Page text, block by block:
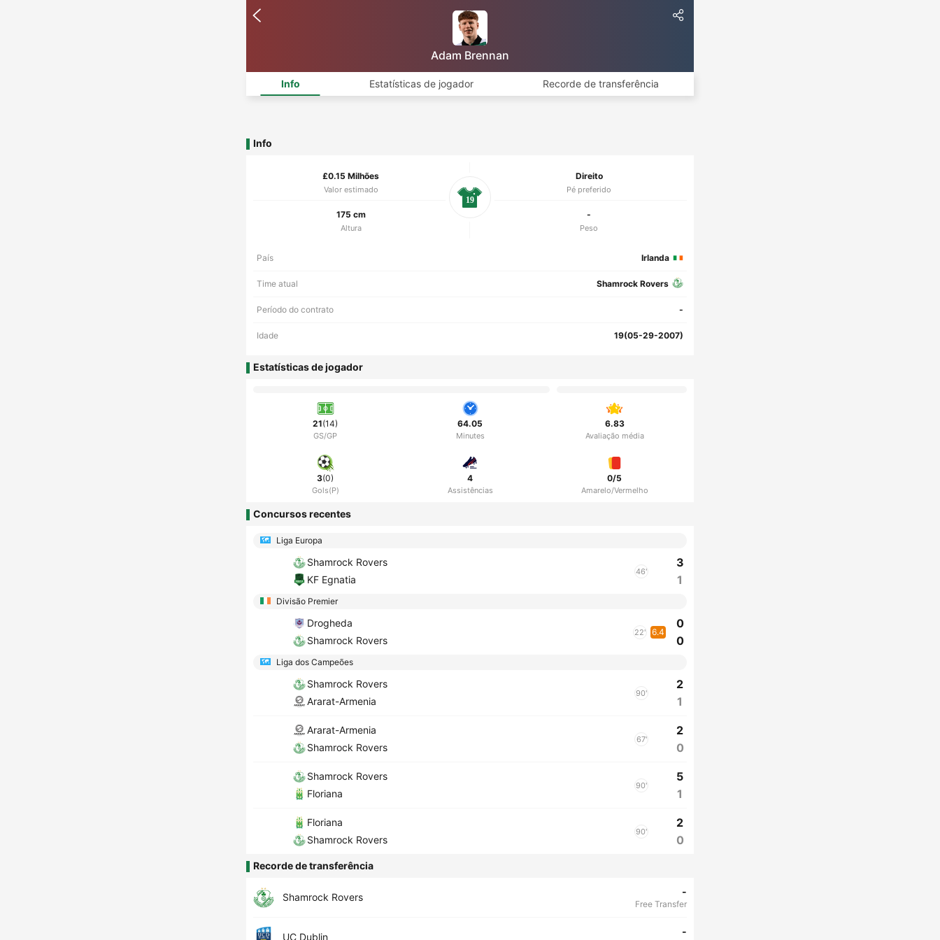
Adam Brennan
Info Estatísticas de jogador Recorde de transferência
Info
£0.15 Milhões
Valor estimado
Direito
Pé preferido
175 cm
Altura
-
Peso
19
País Irlanda
Time atual Shamrock Rovers
Período do contrato -
Idade 19(05-29-2007)
Estatísticas de jogador
21(14)
GS/GP
64.05
Minutes
6.83
Avaliação média
3(0)
Gols(P)
4
Assistências
0/5
Amarelo/Vermelho
Concursos recentes
Liga Europa
Shamrock Rovers
KF Egnatia
46'
3
1
Divisão Premier
Drogheda
Shamrock Rovers
22' 6.4
0
0
Liga dos Campeões
Shamrock Rovers
Ararat-Armenia
90'
2
1
Ararat-Armenia
Shamrock Rovers
67'
2
0
Shamrock Rovers
Floriana
90'
5
1
Floriana
Shamrock Rovers
90'
2
0
Recorde de transferência
Shamrock Rovers -
Free Transfer
UC Dublin -